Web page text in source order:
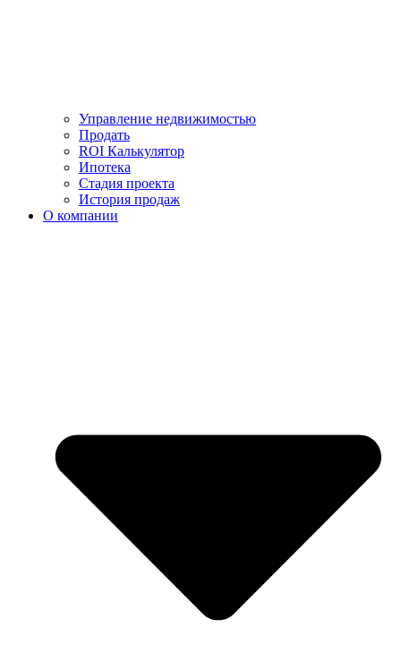
Управление недвижимостью
Продать
ROI Калькулятор
Ипотека
Стадия проекта
История продаж
О компании